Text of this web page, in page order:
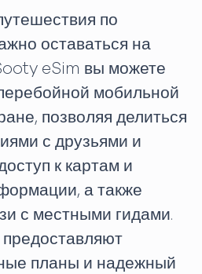
по
оставаться на
eSim вы можете
мобильной
позволяя делиться
с друзьями и
к картам и
а также
с местными гидами.
планы и надежный